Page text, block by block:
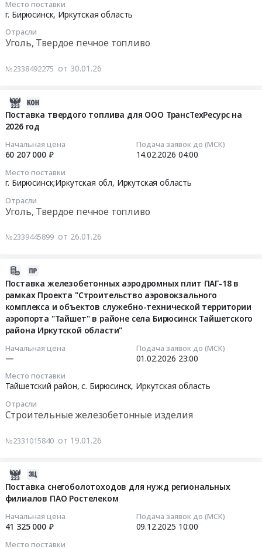
Место поставки
г. Бирюсинск, Иркутская область
Отрасли
Уголь, Твердое печное топливо
№2338492275 от 30.01.26
Поставка твердого топлива для ООО ТрансТехРесурс на
2026 год
Начальная цена
60 207 000 ₽
Подача заявок до (МСК)
14.02.2026 04:00
Место поставки
г. Бирюсинск;Иркутская обл, Иркутская область
Отрасли
Уголь, Твердое печное топливо
№2339445899 от 26.01.26
Поставка железобетонных аэродромных плит ПАГ-18 в
рамках Проекта "Строительство аэровокзального
комплекса и объектов служебно-технической территории
аэропорта "Тайшет" в районе села Бирюсинск Тайшетского
района Иркутской области"
Начальная цена
—
Подача заявок до (МСК)
01.02.2026 23:00
Место поставки
Тайшетский район, с. Бирюсинск, Иркутская область
Отрасли
Строительные железобетонные изделия
№2331015840 от 19.01.26
18
Поставка снегоболотоходов для нужд региональных
филиалов ПАО Ростелеком
Начальная цена
41 325 000 ₽
Подача заявок до (МСК)
09.12.2025 10:00
Место поставки